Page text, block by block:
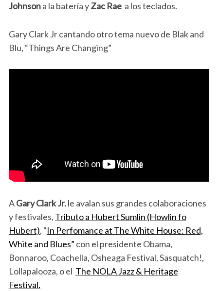
Johnsona la batería yZac Rae a los teclados.
Gary Clark Jr cantando otro tema nuevo de Blak and
Blu, “Things Are Changing”
AGary Clark Jr.le avalan sus grandes colaboraciones
y festivales, Tributo a Hubert Sumlin (Howlin fo
Hubert), “In Perfomance at The White House: Red,
White and Blues” con el presidente Obama,
Bonnaroo, Coachella, Osheaga Festival, Sasquatch!,
Lollapalooza, o el The NOLA Jazz & Heritage
Festival.